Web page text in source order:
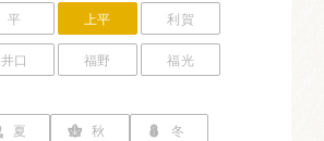
リンク集
著作権について
平 上平 利賀
井口 福野 福光
夏 秋 冬